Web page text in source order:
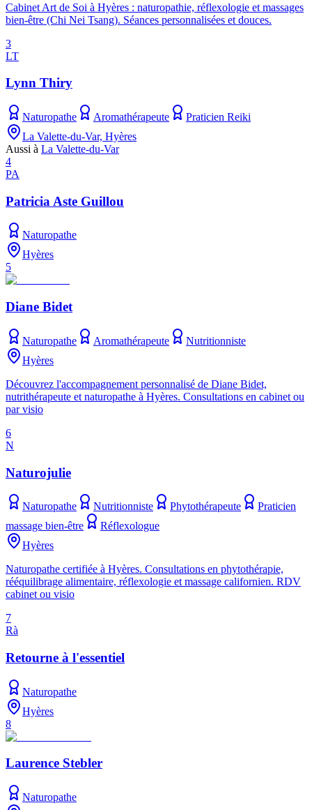
Cabinet Art de Soi à Hyères : naturopathie, réflexologie et massages
bien-être (Chi Nei Tsang). Séances personnalisées et douces.
3
LT
Lynn Thiry
Naturopathe Aromathérapeute
Praticien Reiki
La Valette-du-Var, Hyères
Aussi à La Valette-du-Var
4
PA
Patricia Aste Guillou
Naturopathe
Hyères
5
Diane Bidet
Naturopathe Aromathérapeute
Nutritionniste
Hyères
Découvrez l'accompagnement personnalisé de Diane Bidet,
nutrithérapeute et naturopathe à Hyères. Consultations en cabinet ou
par visio
6
N
Naturojulie
Naturopathe Nutritionniste Phytothérapeute
Praticien
massage bien-être
Réflexologue
Hyères
Naturopathe certifiée à Hyères. Consultations en phytothérapie,
rééquilibrage alimentaire, réflexologie et massage californien. RDV
cabinet ou visio
7
Rà
Retourne à l'essentiel
Naturopathe
Hyères
8
Laurence Stebler
Naturopathe